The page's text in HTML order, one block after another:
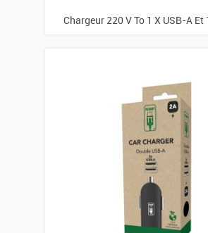
Chargeur 220 V To 1 X USB-A Et